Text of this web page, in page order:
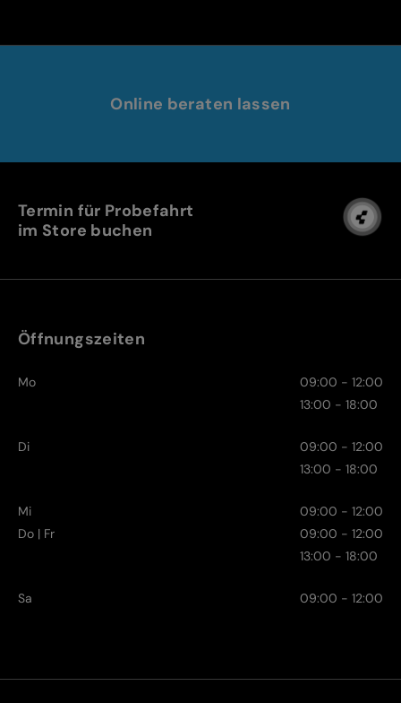
Online beraten lassen
Termin für Probefahrt
im Store buchen
Öffnungszeiten
Mo
09:00 - 12:00
13:00 - 18:00
Di
09:00 - 12:00
13:00 - 18:00
Mi
09:00 - 12:00
Do | Fr
09:00 - 12:00
13:00 - 18:00
Sa 09:00 - 12:00